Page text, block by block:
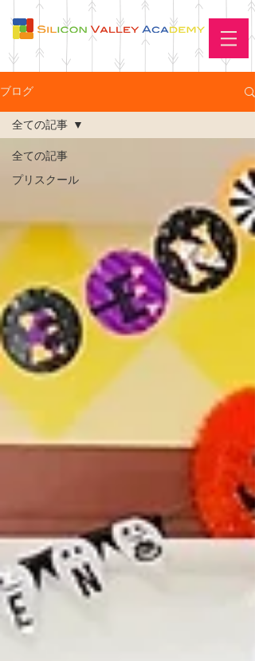
ブログ
全ての記事
プリスクール
全ての記事